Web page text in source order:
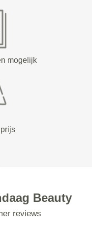
mogelijk
Beauty
reviews